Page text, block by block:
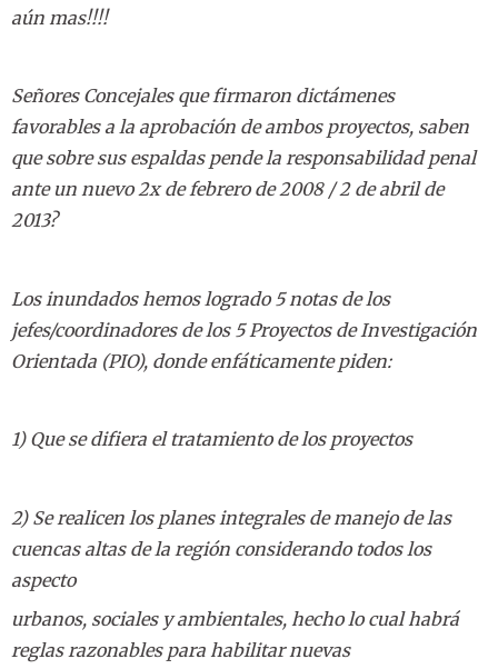
aún mas!!!!
Señores Concejales que firmaron dictámenes
favorables a la aprobación de ambos proyectos, saben
que sobre sus espaldas pende la responsabilidad penal
ante un nuevo 2x de febrero de 2008 / 2 de abril de
2013?
Los inundados hemos logrado 5 notas de los
jefes/coordinadores de los 5 Proyectos de Investigación
Orientada (PIO), donde enfáticamente piden:
1) Que se difiera el tratamiento de los proyectos
2) Se realicen los planes integrales de manejo de las
cuencas altas de la región considerando todos los
aspecto
urbanos, sociales y ambientales, hecho lo cual habrá
reglas razonables para habilitar nuevas